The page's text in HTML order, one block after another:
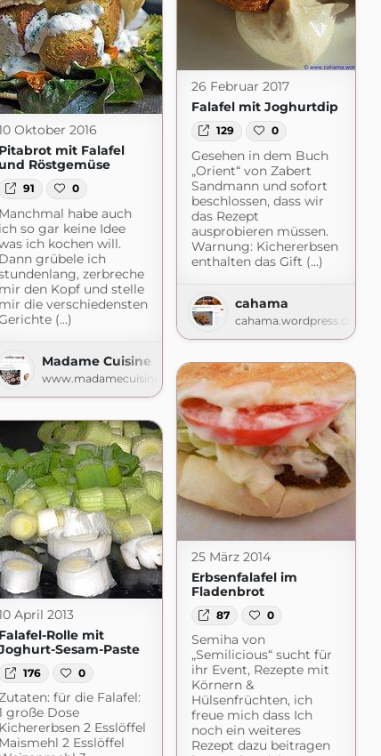
26 Februar 2017
Falafel mit Joghurtdip
129 0
Gesehen in dem Buch
„Orient“ von Zabert
Sandmann und sofort
beschlossen, dass wir
das Rezept
ausprobieren müssen.
Warnung: Kichererbsen
enthalten das Gift (...)
cahama
cahama.wordpress.com
Oktober 2016
Pitabrot mit Falafel
und Röstgemüse
91 0
Manchmal habe auch
ich so gar keine Idee
ich kochen will.
Dann grübele ich
zerbreche
mir den Kopf und stelle
mir die verschiedensten
(...)
Madame Cuisine
www.madamecuisine.de
25 März 2014
Erbsenfalafel im
Fladenbrot
87 0
Semiha von
„Semilicious“ sucht für
ihr Event, Rezepte mit
Körnern &
Hülsenfrüchten, ich
freue mich dass Ich
noch ein weiteres
Rezept dazu beitragen
April 2013
Falafel-Rolle mit
Sesam-Paste
176 0
für die Falafel:
große Dose
Kichererbsen 2 Esslöffel
Maismehl 2 Esslöffel